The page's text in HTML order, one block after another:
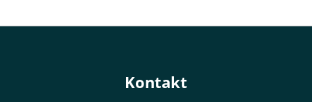
Kontakt